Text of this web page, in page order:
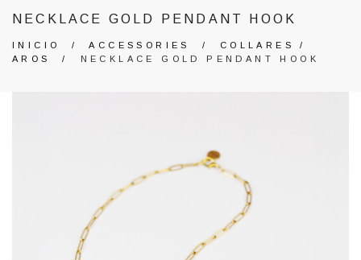
NECKLACE GOLD PENDANT HOOK
INICIO /ACCESSORIES / COLLARES /
AROS
/ NECKLACE GOLD PENDANT HOOK